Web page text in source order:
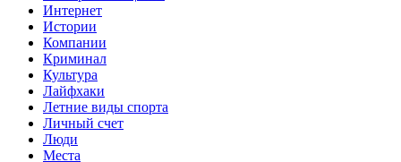
Интернет
Истории
Компании
Криминал
Культура
Лайфхаки
Летние виды спорта
Личный счет
Люди
Места